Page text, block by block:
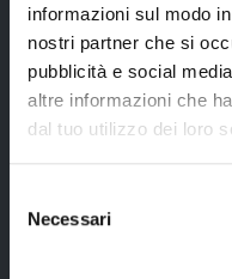
informazioni sul modo
nostri partner che si
pubblicità e social
altre informazioni che
dal tuo utilizzo dei loro
delNecessari
trasferimenti
da/per
l'aeroporto di
Umeå;
4 pernottamenti
servizi privati;